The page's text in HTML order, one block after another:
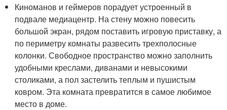
Киноманов и геймеров порадует устроенный в
подвале медиацентр. На стену можно повесить
большой экран, рядом поставить игровую приставку, а
по периметру комнаты развесить трехполосные
колонки. Свободное пространство можно заполнить
удобными креслами, диванами и невысокими
столиками, а пол застелить теплым и пушистым
ковром. Эта комната превратится в самое любимое
место в доме.